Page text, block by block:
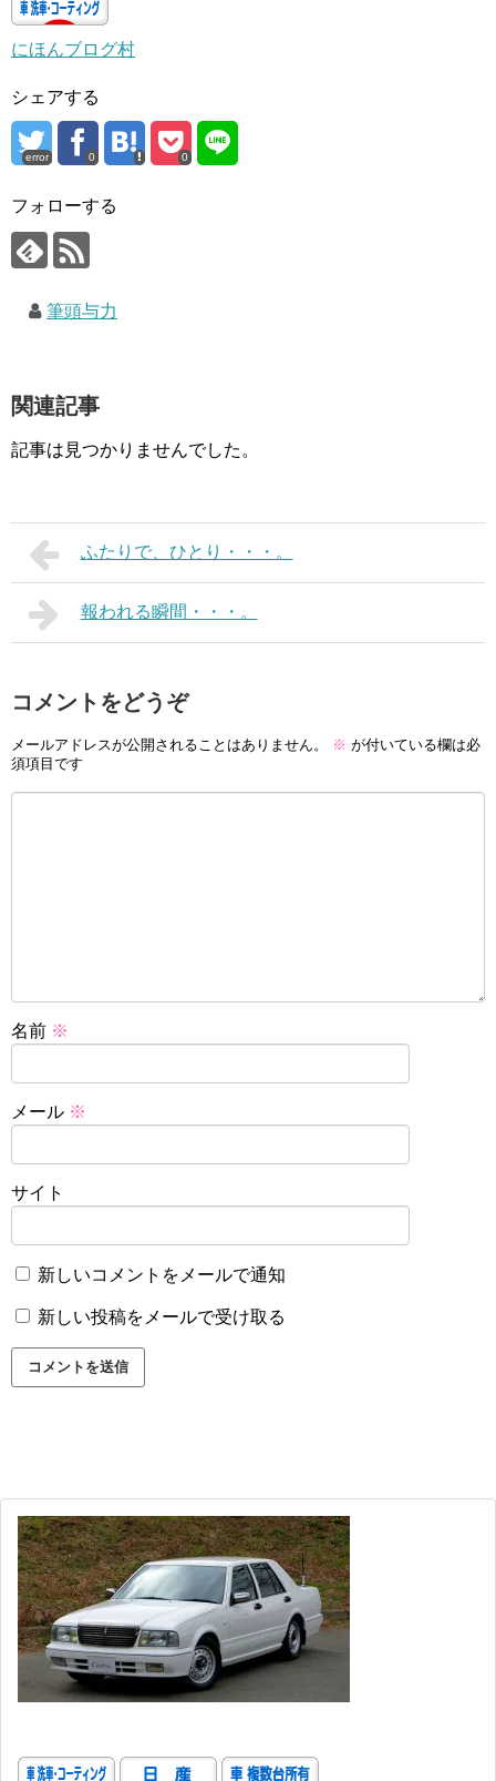
にほんブログ村
シェアする
error 0 0
フォローする
筆頭与力
関連記事
記事は見つかりませんでした。
ふたりで、ひとり・・・。
報われる瞬間・・・。
コメントをどうぞ
メールアドレスが公開されることはありません。 ※ が付いている欄は必
須項目です
名前 ※
メール ※
サイト
新しいコメントをメールで通知
新しい投稿をメールで受け取る